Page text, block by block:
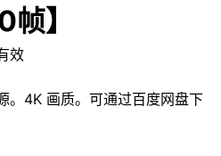
】
效
。4K 画质。可通过百度网盘下